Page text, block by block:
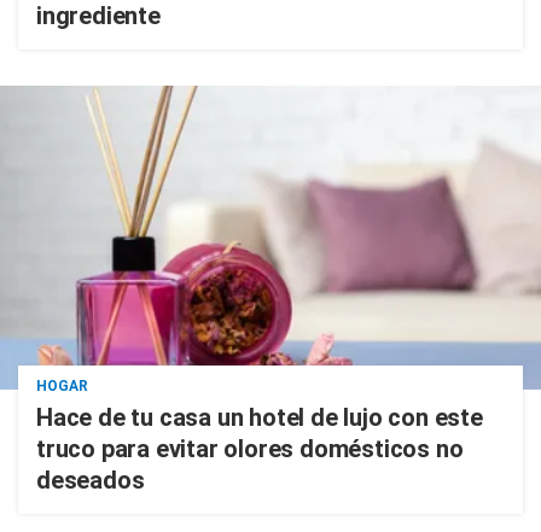
ingrediente
HOGAR
Hace de tu casa un hotel de lujo con este
truco para evitar olores domésticos no
deseados